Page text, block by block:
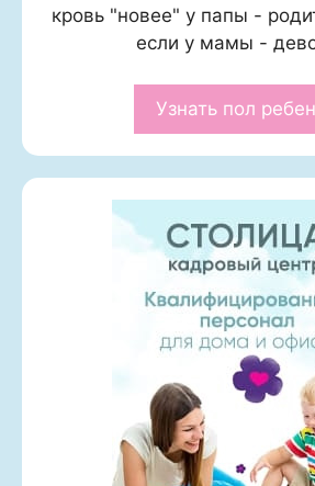
кровь "новее" у папы -
если у мамы -
Узнать пол